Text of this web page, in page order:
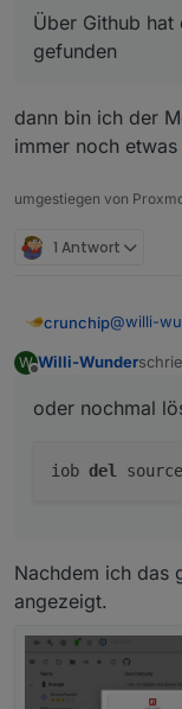
Über Github
gefunden
dann bin ich der
immer noch
umgestiegen von
1 Antwort
crunchip@willi-
v0.4.14
W Willi-Wunder
oder nochmal
iob del
Nachdem ich das
angezeigt.